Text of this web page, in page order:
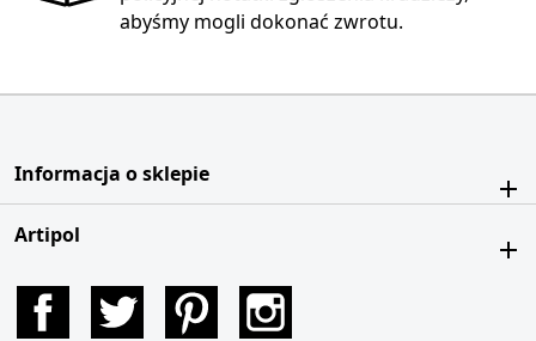
abyśmy mogli dokonać zwrotu.
Informacja o sklepie
Artipol
Facebook Twitter Pinterest